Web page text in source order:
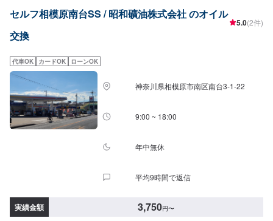
セルフ相模原南台SS / 昭和礦油株式会社 のオイル
交換
5.0(2件)
代車OK カードOK ローンOK
神奈川県相模原市南区南台3-1-22
9:00 ~ 18:00
年中無休
平均9時間で返信
実績金額 3,750円〜